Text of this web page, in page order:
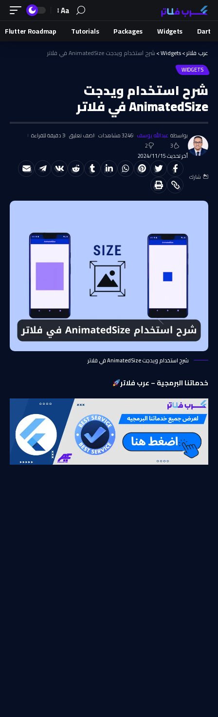
Aa
Dart
Widgets
Packages
Tutorials
Flutter Roadmap
عرب فلاتر>
Widgets
>شرح استخدام ويدجت AnimatedSize في فلاتر
WIDGETS
شرح استخدام ويدجت
AnimatedSize في فلاتر
أخر تحديث 2024/11/15
بواسطة عبدالله يوسف 3246 مشاهدات اضف تعليق 3 دقيقة للقراءة
3
2
شارك
شرح استخدام ويدجت AnimatedSize في فلاتر
خدماتنا البرمجية – عرب فلاتر